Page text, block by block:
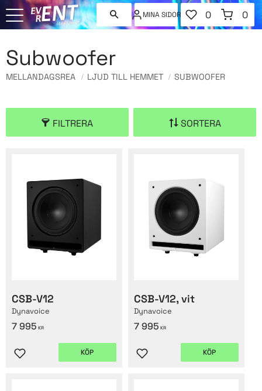
MINA SIDOR
FAVORITER
ANTAL
0
KUNDVAGN
0
Subwoofer
MELLANDAGSREA LJUD TILL HEMMET SUBWOOFER
FILTRERA SORTERA
CSB-V12
Dynavoice
7 995 KR
Lägg till i favoriter
KÖP
CSB-V12, vit
Dynavoice
7 995 KR
Lägg till i favoriter
KÖP